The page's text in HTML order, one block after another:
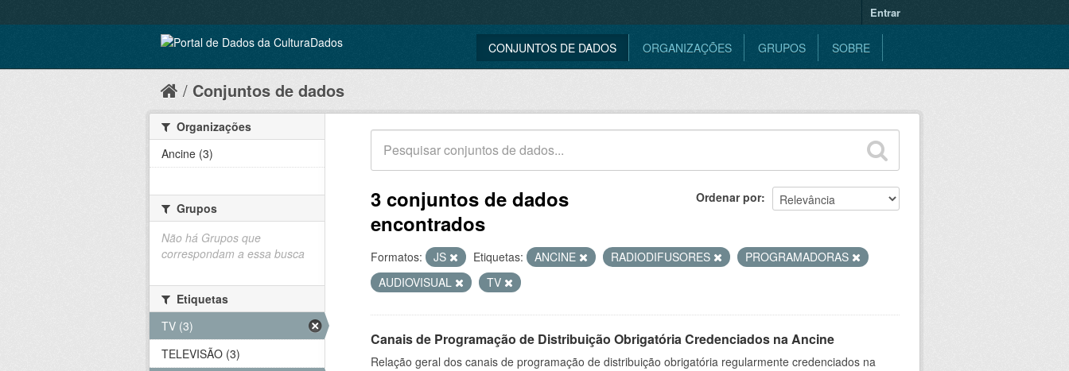
Entrar
CONJUNTOS DE DADOS ORGANIZAÇÕES GRUPOS SOBRE
Conjuntos de dados
Ordenar por
3 conjuntos de dados
encontrados
Formatos: JS Etiquetas: ANCINE RADIODIFUSORES
PROGRAMADORAS
AUDIOVISUAL
TV
Canais de Programação de Distribuição Obrigatória Credenciados na Ancine
Relação geral dos canais de programação de distribuição obrigatória regularmente credenciados na
Organizações
Ancine (3)
Grupos
Não há Grupos que
correspondam a essa busca
Etiquetas
TV (3)
TELEVISÃO (3)